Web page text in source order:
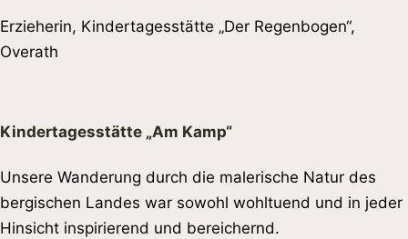
Erzieherin, Kindertagesstätte „Der Regenbogen“,
Overath
Kindertagesstätte „Am Kamp“
Unsere Wanderung durch die malerische Natur des
bergischen Landes war sowohl wohltuend und in jeder
Hinsicht inspirierend und bereichernd.